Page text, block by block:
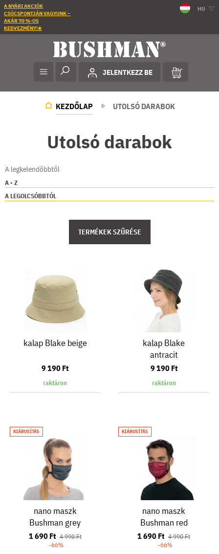
A NYÁRI AKCIÓK
CSÚCSPONTJÁN VAGYUNK –
AKÁR 70 %-OS
KEDVEZMÉNY!☀️
HU
JELENTKEZZ BE
KEZDŐLAP UTOLSÓ DARABOK
Utolsó darabok
A legkelendőbbtől
A - Z
A LEGOLCSÓBBTÓL
TERMÉKEK SZŰRÉSE
kalap Blake beige
9 190 Ft
raktáron
kalap Blake
antracit
9 190 Ft
raktáron
KIÁRUSÍTÁS
nano maszk
Bushman grey
1 690 Ft 4 990 Ft
-66%
KIÁRUSÍTÁS
nano maszk
Bushman red
1 690 Ft 4 990 Ft
-66%